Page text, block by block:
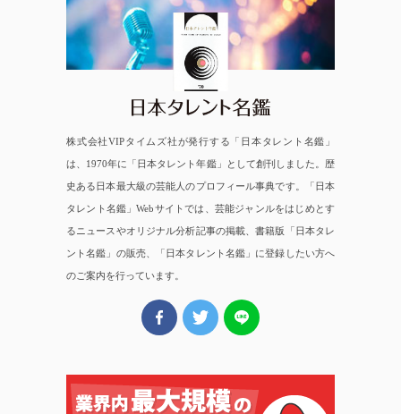
日本タレント名鑑
株式会社VIPタイムズ社が発行する「日本タレント名鑑」
は、1970年に「日本タレント年鑑」として創刊しました。歴
史ある日本最大級の芸能人のプロフィール事典です。「日本
タレント名鑑」Webサイトでは、芸能ジャンルをはじめとす
るニュースやオリジナル分析記事の掲載、書籍版「日本タレ
ント名鑑」の販売、「日本タレント名鑑」に登録したい方へ
のご案内を行っています。